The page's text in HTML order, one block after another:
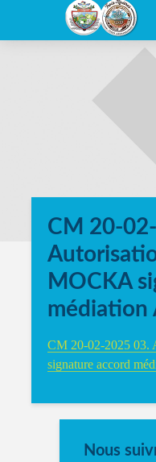
CM 20-
MOCKA
médiation
CM 20-02-2025 03.
signature accord
Nous